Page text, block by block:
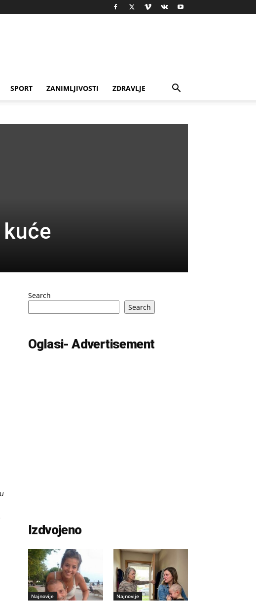
SPORT ZANIMLJIVOSTI ZDRAVLJE
Search
Search
Oglasi- Advertisement
Izdvojeno
Najnovije Najnovije